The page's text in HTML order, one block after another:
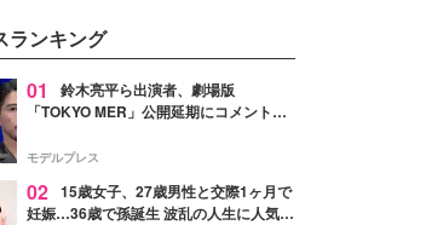
デルの宮城舞と島村雄大の特別対
談をお届け！それぞれの視点か
ら、今作ならではの魅力や予想外
の感動をもたらす奥深いストーリ
た。
ランキング
01
鈴木亮平ら出演者、劇場版
「TOKYO MER」公開延期にコメント
最大の敬意とエールを」
モデルプレス
02 15歳女子、27歳男性と交際1ヶ月で
妊娠…36歳で孫誕生 波乱の人生に人気タ